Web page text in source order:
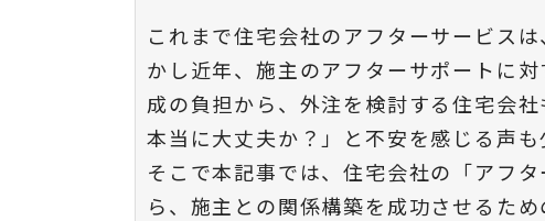
これまで住宅会社のアフターサービス
かし近年、施主のアフターサポートに
成の負担から、外注を検討する住宅会
本当に大丈夫か？」と不安を感じる声も
そこで本記事では、住宅会社の「アフ
ら、施主との関係構築を成功させるた